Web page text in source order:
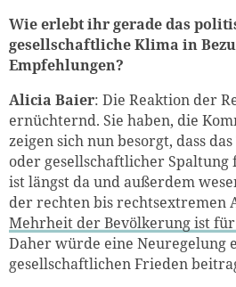
Wie erlebt ihr gerade das
gesellschaftliche Klima in
Empfehlungen?
Alicia Baier: Die Reaktion der
ernüchternd. Sie haben, die
zeigen sich nun besorgt, dass
oder gesellschaftlicher Spaltung
ist längst da und außerdem
der rechten bis rechtsextremen
Mehrheit der Bevölkerung ist
Daher würde eine Neuregelung
gesellschaftlichen Frieden